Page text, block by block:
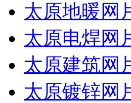
太原地暖网
太原电焊网
太原建筑网
太原镀锌网